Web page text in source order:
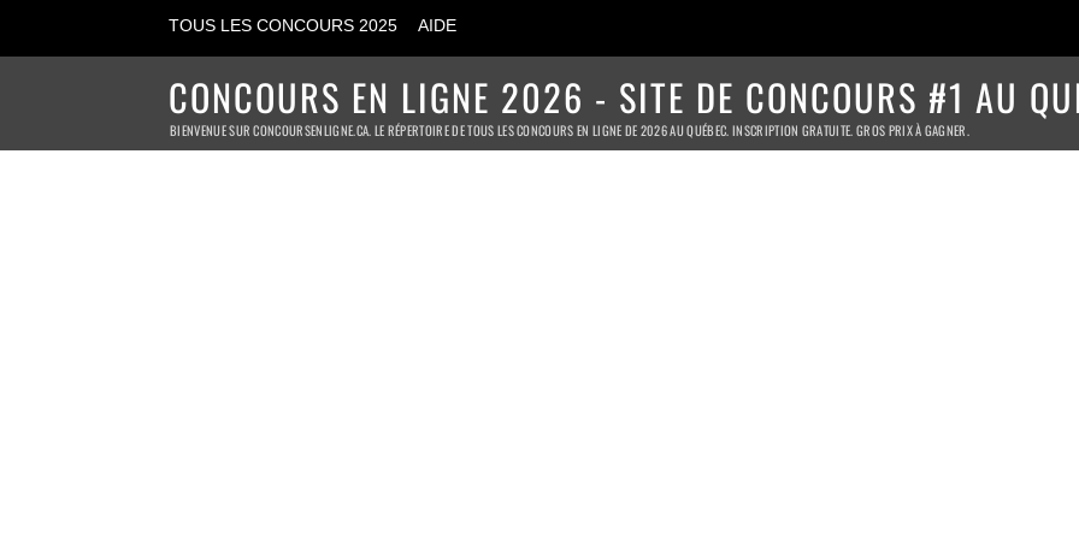
TOUS LES CONCOURS 2025 AIDE
CONCOURS EN LIGNE 2026 - SITE DE CONCOURS #1 AU
BIENVENUE SUR CONCOURSENLIGNE.CA. LE RÉPERTOIRE DE TOUS LES CONCOURS EN LIGNE DE 2026 AU QUÉBEC. INSCRIPTION GRATUITE. GROS PRIX À GAGNER.